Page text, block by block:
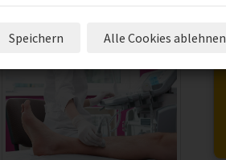
Speichern Alle Cookies ablehnen